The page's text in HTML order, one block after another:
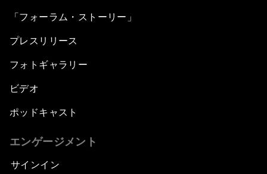
「フォーラム・ストーリー」
プレスリリース
フォトギャラリー
ビデオ
ポッドキャスト
エンゲージメント
サインイン